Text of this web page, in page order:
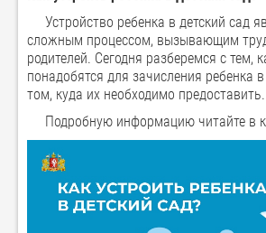
Устройство ребенка в детский сад
сложным процессом, вызывающим
родителей. Сегодня разберемся с тем,
понадобятся для зачисления ребенка
том, куда их необходимо предоставить.
Подробную информацию читайте в